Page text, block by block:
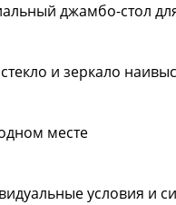
джамбо-стол
и зеркало
месте
условия и